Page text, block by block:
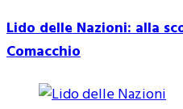
Lido delle Nazioni: alla
Comacchio